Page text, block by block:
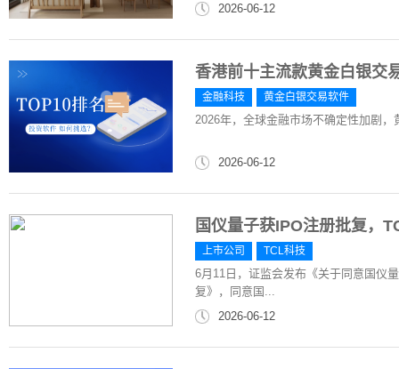
2026-06-12
香港前十主流款黄金白银交
金融科技 黄金白银交易软件
2026年，全球金融市场不确定性加剧
2026-06-12
国仪量子获IPO注册批复，
上市公司 TCL科技
6月11日，证监会发布《关于同意国仪
复》，同意国...
2026-06-12